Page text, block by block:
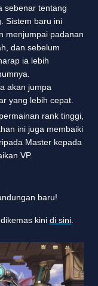
sebenar tentang
Sistem baru ini
menjumpai padanan
dan sebelum
ia lebih
akan jumpa
yang lebih cepat.
rank tinggi,
ini juga membaiki
Master kepada
VP.
baru!
kini di sini